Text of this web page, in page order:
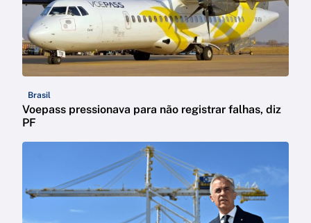
Brasil
Voepass pressionava para não registrar falhas, diz
PF